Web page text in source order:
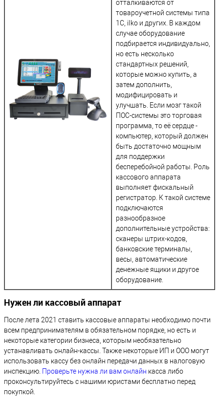
отталкиваются от
товароучетной системы типа
1С, iIko и других. В каждом
случае оборудование
подбирается индивидуально,
но есть несколько
стандартных решений,
которые можно купить, а
затем дополнить,
модифицировать и
улучшать. Если мозг такой
ПОС-системы это торговая
программа, то её сердце -
компьютер, который должен
быть достаточно мощным
для поддержки
бесперебойной работы. Роль
кассового аппарата
выполняет фискальный
регистратор. К такой системе
подключаются
разнообразное
дополнительные устройства:
сканеры штрих-кодов,
банковские терминалы,
весы, автоматические
денежные ящики и другое
оборудование.
Нужен ли кассовый аппарат
После лета 2021 ставить кассовые аппараты необходимо почти
всем предпринимателям в обязательном порядке, но есть и
некоторые категории бизнеса, которым необязательно
устанавливать онлайн-кассы. Также некоторые ИП и ООО могут
использовать кассу без онлайн передачи данных в налоговую
инспекцию. Проверьте нужна ли вам онлайн касса либо
проконсультируйтесь с нашими юристами бесплатно перед
покупкой.